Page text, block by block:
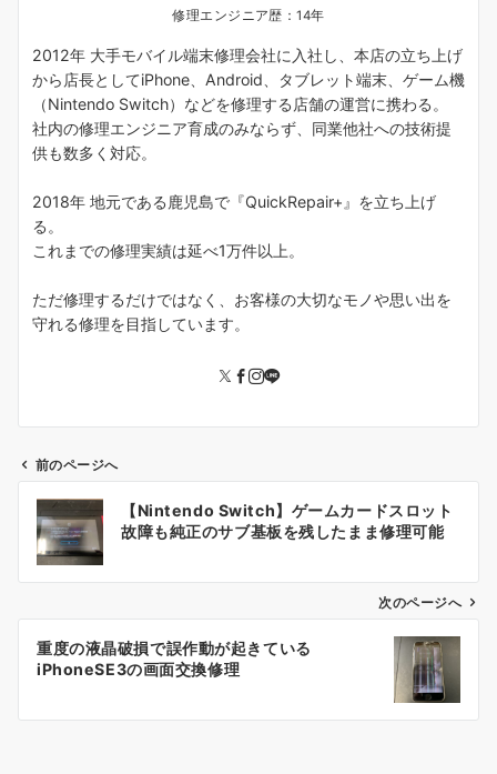
修理エンジニア歴：14年
2012年 大手モバイル端末修理会社に入社し、本店の立ち上げ
から店長としてiPhone、Android、タブレット端末、ゲーム機
（Nintendo Switch）などを修理する店舗の運営に携わる。
社内の修理エンジニア育成のみならず、同業他社への技術提
供も数多く対応。
2018年 地元である鹿児島で『QuickRepair+』を立ち上げ
る。
これまでの修理実績は延べ1万件以上。
ただ修理するだけではなく、お客様の大切なモノや思い出を
守れる修理を目指しています。
ビ
ン
前のページへ
【Nintendo Switch】ゲームカードスロット
故障も純正のサブ基板を残したまま修理可能
次のページへ
重度の液晶破損で誤作動が起きている
iPhoneSE3の画面交換修理